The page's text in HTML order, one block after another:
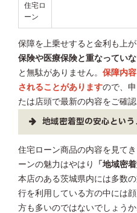
住宅ロ
ーン
保障を上乗せすると金利も上が
保険や医療保険と重なっていな
と無駄がありません。 保障内
されることがありますので、
たは店頭で最新の内容をご確認
地域密着型の安心という
住宅ローン商品の内容を見て
ーンの魅力はやはり
「地域密着
本店のある茨城県内には多数
行を利用している方の中には
方も多いのではないでしょうか